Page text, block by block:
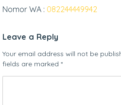
Nomor WA : 082244449942
Leave a Reply
Your email address will not be
fields are marked *